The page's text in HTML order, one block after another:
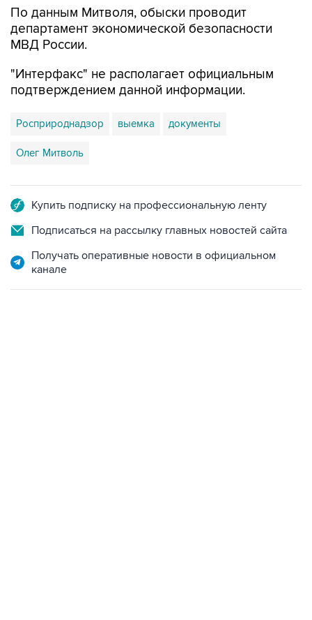
По данным Митволя, обыски проводит
департамент экономической безопасности
МВД России.
"Интерфакс" не располагает официальным
подтверждением данной информации.
Росприроднадзор выемка документы
Олег Митволь
Купить подписку на профессиональную ленту
Подписаться на рассылку главных новостей сайта
Получать оперативные новости в официальном
канале